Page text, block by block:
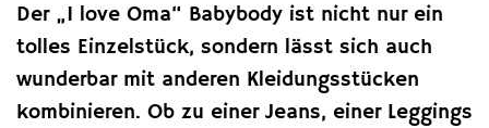
Der „I love Oma“ Babybody ist nicht nur ein
tolles Einzelstück, sondern lässt sich auch
wunderbar mit anderen Kleidungsstücken
kombinieren. Ob zu einer Jeans, einer Leggings